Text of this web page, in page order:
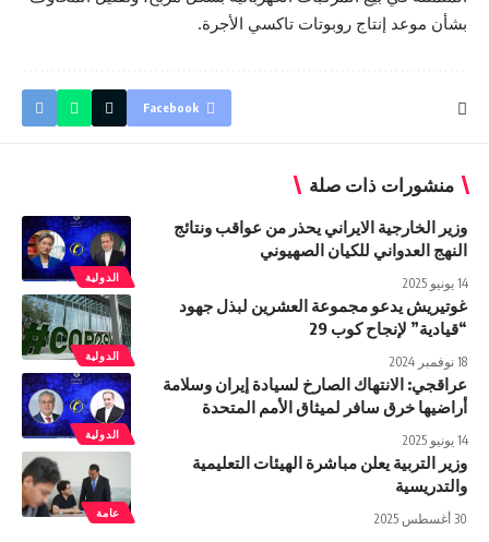
بشأن موعد إنتاج روبوتات تاكسي الأجرة.
Facebook
منشورات ذات صلة
الدولية
وزير الخارجية الايراني يحذر من عواقب ونتائج
النهج العدواني للكيان الصهيوني
14 يونيو 2025
الدولية
غوتيريش يدعو مجموعة العشرين لبذل جهود
“قيادية” لإنجاح كوب 29
18 نوفمبر 2024
الدولية
عراقجي: الانتهاك الصارخ لسيادة إيران وسلامة
أراضيها خرق سافر لميثاق الأمم المتحدة
14 يونيو 2025
عامة
وزير التربية یعلن مباشرة الهيئات التعليمية
والتدريسية
30 أغسطس 2025